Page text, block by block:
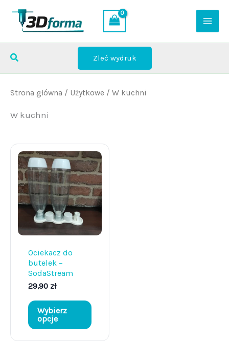
Przejdź
Szukaj Zleć wydruk
Strona główna / Użytkowe / W kuchni
W kuchni
Ociekacz do
butelek –
SodaStream
29,90 zł
Wybierz
opcje
Ten